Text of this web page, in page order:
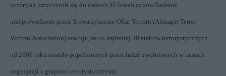
terroryści przyczynili się do śmierci 35 Izraelczyków. Badanie
przeprowadzone przez Stowarzyszenie Ofiar Terroru (Almagor Terror
Victims Association) szacuje, że co najmniej 30 ataków terrorystycznych
od 2000 roku zostało popełnionych przez ludzi uwolnionych w ramach
negocjacji z grupami terrorystycznymi